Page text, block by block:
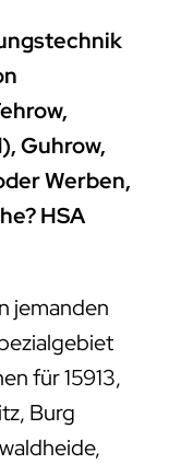
Guhrow,
Werben,
HSA
jemanden
für 15913,
Burg